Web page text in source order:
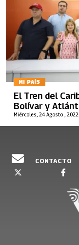
MI PAÍS
Miércoles, 24 Agosto , 2022
El Tren del
Bolívar y
CONTACTO